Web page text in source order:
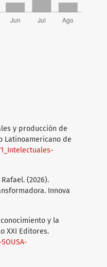
y producción de
Latinoamericano de
Rafael. (2026).
Innova
y la
XXI Editores.